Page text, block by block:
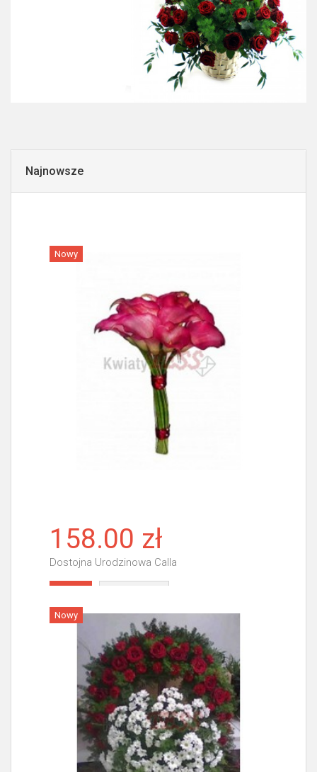
Najnowsze
Nowy
158.00 zł
Dostojna Urodzinowa Calla
Nowy